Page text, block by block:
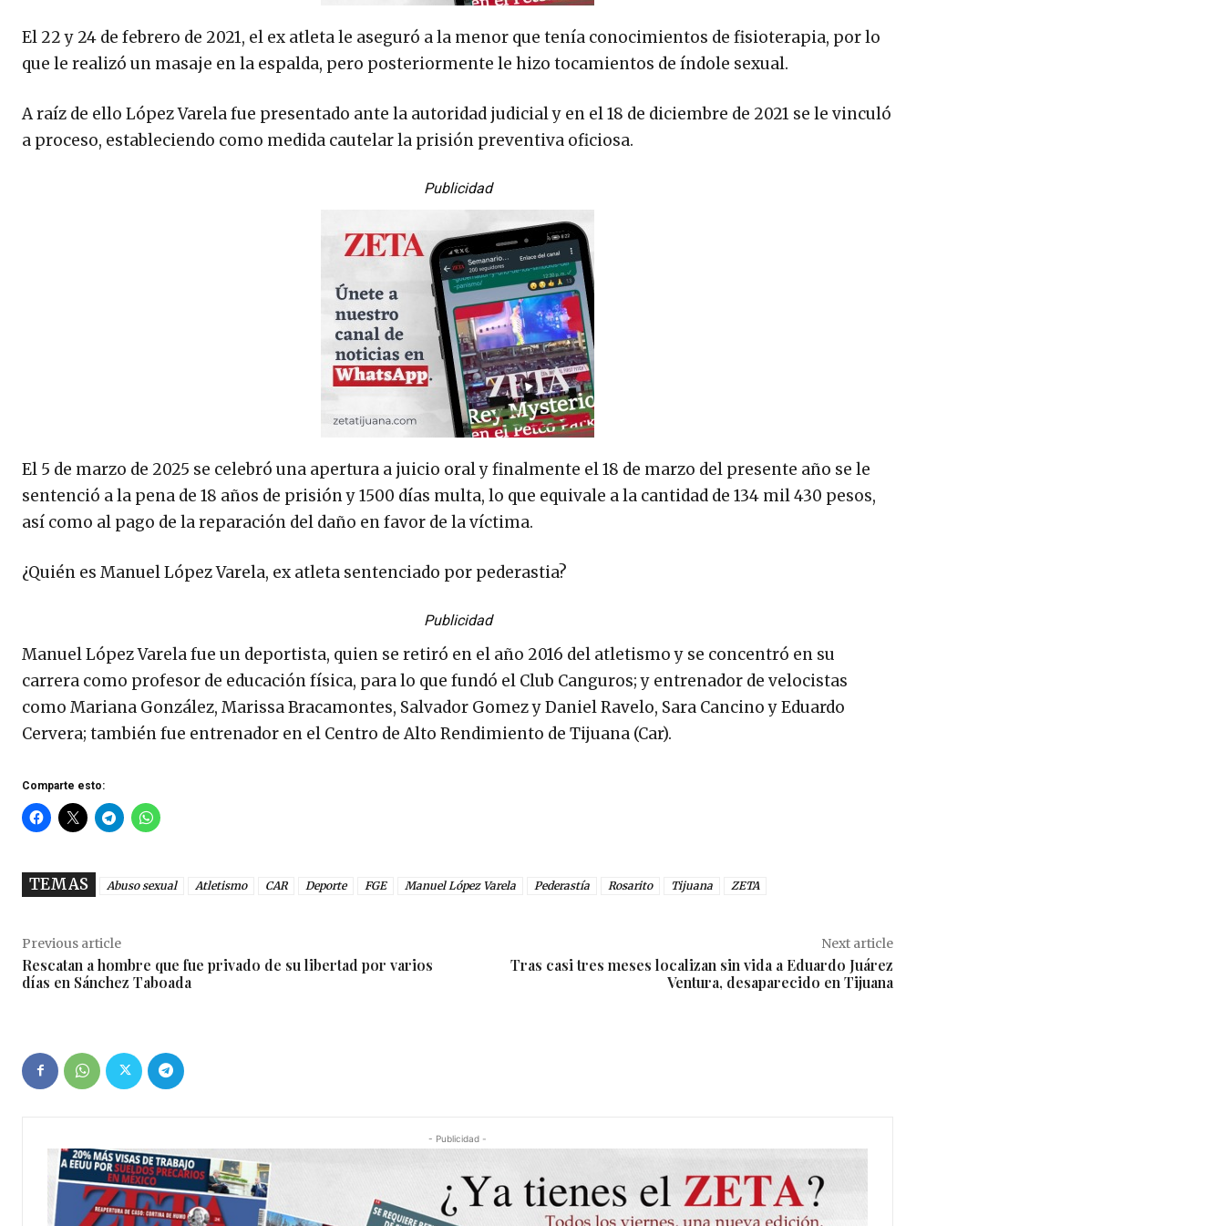
El 22 y 24 de febrero de 2021, el ex atleta le aseguró a la menor que tenía conocimientos de fisioterapia, por lo
que le realizó un masaje en la espalda, pero posteriormente le hizo tocamientos de índole sexual.
A raíz de ello López Varela fue presentado ante la autoridad judicial y en el 18 de diciembre de 2021 se le vinculó
a proceso, estableciendo como medida cautelar la prisión preventiva oficiosa.
Publicidad
El 5 de marzo de 2025 se celebró una apertura a juicio oral y finalmente el 18 de marzo del presente año se le
sentenció a la pena de 18 años de prisión y 1500 días multa, lo que equivale a la cantidad de 134 mil 430 pesos,
así como al pago de la reparación del daño en favor de la víctima.
¿Quién es Manuel López Varela, ex atleta sentenciado por pederastia?
Publicidad
Manuel López Varela fue un deportista, quien se retiró en el año 2016 del atletismo y se concentró en su
carrera como profesor de educación física, para lo que fundó el Club Canguros; y entrenador de velocistas
como Mariana González, Marissa Bracamontes, Salvador Gomez y Daniel Ravelo, Sara Cancino y Eduardo
Cervera; también fue entrenador en el Centro de Alto Rendimiento de Tijuana (Car).
Comparte esto:
TEMAS Abuso sexual Atletismo CAR Deporte FGE Manuel López Varela Pederastía Rosarito Tijuana ZETA
Previous article
Rescatan a hombre que fue privado de su libertad por varios
días en Sánchez Taboada
Next article
Tras casi tres meses localizan sin vida a Eduardo Juárez
Ventura, desaparecido en Tijuana
- Publicidad -